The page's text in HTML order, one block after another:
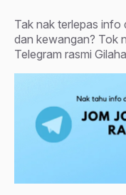
Tak nak terlepas info
dan kewangan? Tok
Telegram rasmi